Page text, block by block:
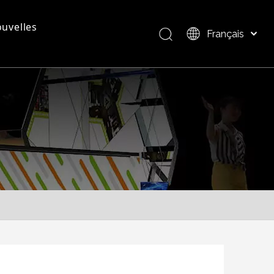
questions - réponses
Présentation du produit
Français
العربية
日本語
Pусский
Nederlands
Português
Español
English